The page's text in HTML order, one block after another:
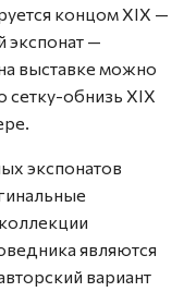
концом XIX —
экспонат —
выставке можно
обнизь XIX
экспонатов
являются
вариант